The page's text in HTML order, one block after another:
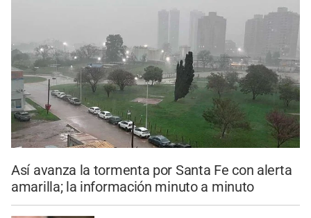
Así avanza la tormenta por Santa Fe con alerta
amarilla; la información minuto a minuto